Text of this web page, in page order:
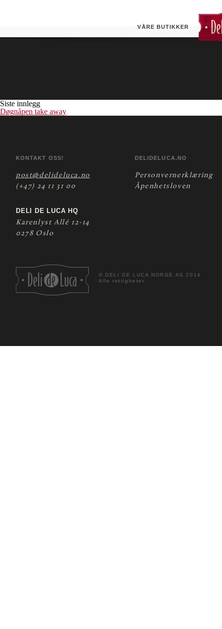
VÅRE BUTIKKER
Siste innlegg
Døgnåpen take away
KONTAKT OSS!
post@delideluca.no
(+47) 24 11 31 00
DELI DE LUCA HQ
Karenlyst Allé 12-14
0278 Oslo
DELIDELUCA.NO
Personvernerklæring
Åpenhetsloven
© DELI DE LUCA NORGE AS 2014
Alle rettigheter.